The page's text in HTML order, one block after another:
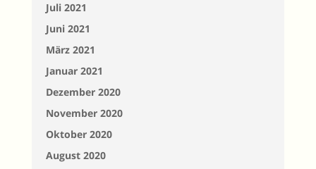
Juli 2021
Juni 2021
März 2021
Januar 2021
Dezember 2020
November 2020
Oktober 2020
August 2020